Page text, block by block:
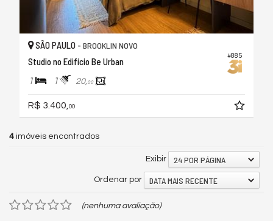
#885
SÃO PAULO - BROOKLIN NOVO
Studio no Edifício Be Urban
1 1 20,00
R$ 3.400,00
4 imóveis encontrados
Exibir 24 POR PÁGINA
Ordenar por DATA MAIS RECENTE
(nenhuma avaliação)